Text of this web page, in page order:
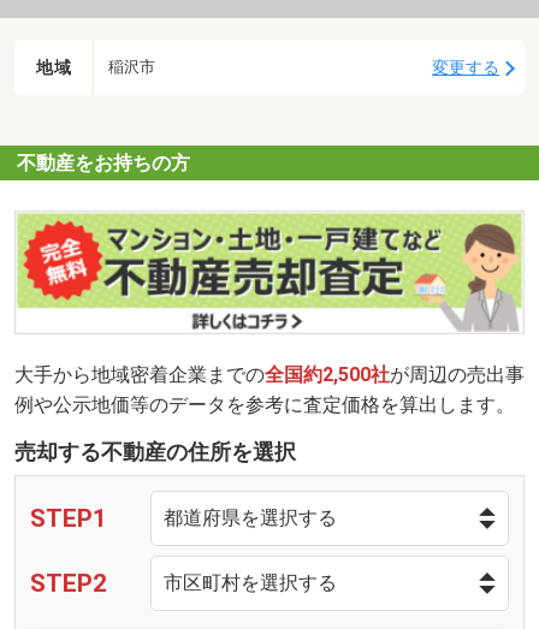
地域 稲沢市 変更する
不動産をお持ちの方
大手から地域密着企業までの全国約2,500社が周辺の売出事
例や公示地価等のデータを参考に査定価格を算出します。
売却する不動産の住所を選択
STEP1
STEP2